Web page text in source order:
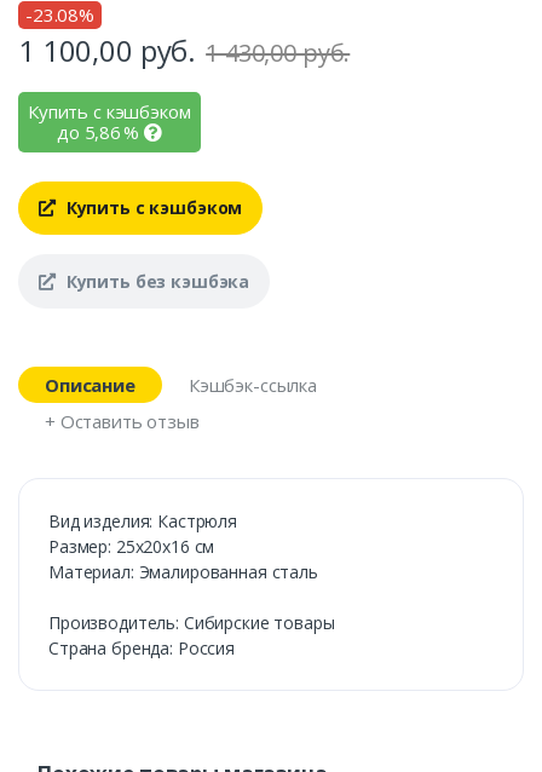
-23.08%
1 100,00 руб. 1 430,00 руб.
Купить с кэшбэком
до 5,86%
Купить с кэшбэком
Купить без кэшбэка
Описание
Кэшбэк-ссылка
+ Оставить отзыв
Вид изделия: Кастрюля
Размер: 25х20х16 см
Материал: Эмалированная сталь
Производитель: Сибирские товары
Страна бренда: Россия